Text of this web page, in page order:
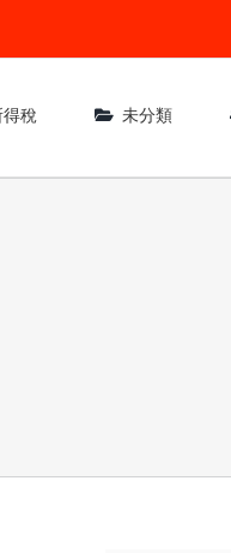
稅 未分類